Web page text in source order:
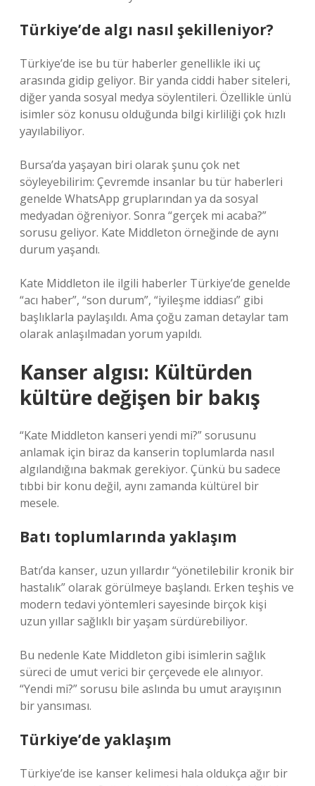
Türkiye’de algı nasıl şekilleniyor?
Türkiye’de ise bu tür haberler genellikle iki uç
arasında gidip geliyor. Bir yanda ciddi haber siteleri,
diğer yanda sosyal medya söylentileri. Özellikle ünlü
isimler söz konusu olduğunda bilgi kirliliği çok hızlı
yayılabiliyor.
Bursa’da yaşayan biri olarak şunu çok net
söyleyebilirim: Çevremde insanlar bu tür haberleri
genelde WhatsApp gruplarından ya da sosyal
medyadan öğreniyor. Sonra “gerçek mi acaba?”
sorusu geliyor. Kate Middleton örneğinde de aynı
durum yaşandı.
Kate Middleton ile ilgili haberler Türkiye’de genelde
“acı haber”, “son durum”, “iyileşme iddiası” gibi
başlıklarla paylaşıldı. Ama çoğu zaman detaylar tam
olarak anlaşılmadan yorum yapıldı.
Kanser algısı: Kültürden
kültüre değişen bir bakış
“Kate Middleton kanseri yendi mi?” sorusunu
anlamak için biraz da kanserin toplumlarda nasıl
algılandığına bakmak gerekiyor. Çünkü bu sadece
tıbbi bir konu değil, aynı zamanda kültürel bir
mesele.
Batı toplumlarında yaklaşım
Batı’da kanser, uzun yıllardır “yönetilebilir kronik bir
hastalık” olarak görülmeye başlandı. Erken teşhis ve
modern tedavi yöntemleri sayesinde birçok kişi
uzun yıllar sağlıklı bir yaşam sürdürebiliyor.
Bu nedenle Kate Middleton gibi isimlerin sağlık
süreci de umut verici bir çerçevede ele alınıyor.
“Yendi mi?” sorusu bile aslında bu umut arayışının
bir yansıması.
Türkiye’de yaklaşım
Türkiye’de ise kanser kelimesi hala oldukça ağır bir